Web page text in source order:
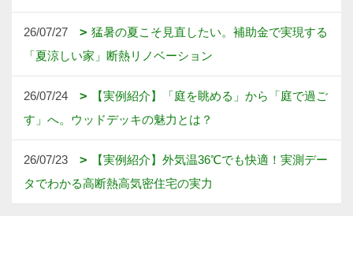
26/07/27
猛暑の夏こそ見直したい。補助金で実現する
「夏涼しい家」断熱リノベーション
26/07/24
【実例紹介】「庭を眺める」から「庭で過ご
す」へ。ウッドデッキの魅力とは？
26/07/23
【実例紹介】外気温36℃でも快適！実測デー
タでわかる高断熱高気密住宅の実力